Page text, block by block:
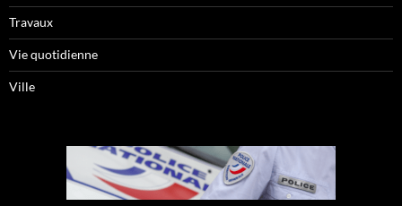
Travaux
Vie quotidienne
Ville